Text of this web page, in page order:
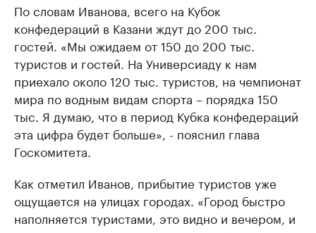
По словам Иванова, всего на Кубок
конфедераций в Казани ждут до 200 тыс.
гостей. «Мы ожидаем от 150 до 200 тыс.
туристов и гостей. На Универсиаду к нам
приехало около 120 тыс. туристов, на чемпионат
мира по водным видам спорта – порядка 150
тыс. Я думаю, что в период Кубка конфедераций
эта цифра будет больше», - пояснил глава
Госкомитета.
Как отметил Иванов, прибытие туристов уже
ощущается на улицах городах. «Город быстро
наполняется туристами, это видно и вечером, и